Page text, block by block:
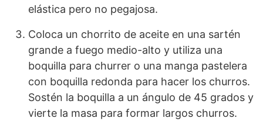
elástica pero no pegajosa.
Coloca un chorrito de aceite en una sartén
grande a fuego medio-alto y utiliza una
boquilla para churrer o una manga pastelera
con boquilla redonda para hacer los churros.
Sostén la boquilla a un ángulo de 45 grados y
vierte la masa para formar largos churros.